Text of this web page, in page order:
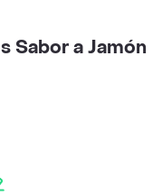
Sabor a Jamón